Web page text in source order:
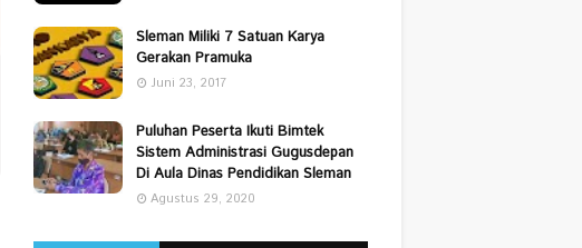
Sleman Miliki 7 Satuan Karya
Gerakan Pramuka
Juni 23, 2017
Puluhan Peserta Ikuti Bimtek
Sistem Administrasi Gugusdepan
Di Aula Dinas Pendidikan Sleman
Agustus 29, 2020